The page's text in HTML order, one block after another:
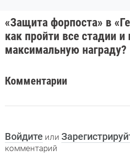
«Защита форпоста» в
как пройти все стадии и
максимальную награду?
Комментарии
Войдите или
комментарий